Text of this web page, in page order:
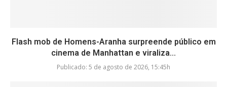
Flash mob de Homens-Aranha surpreende público em
cinema de Manhattan e viraliza...
Publicado: 5 de agosto de 2026, 15:45h